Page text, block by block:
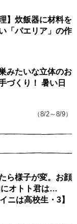
】炊飯器に材料を
「パエリア」の作
みたいな立体のお
づくり！ 暑い日
（8/2～8/9）
ら様子が変。お顔
オトト君は…
ニは高校生・3】